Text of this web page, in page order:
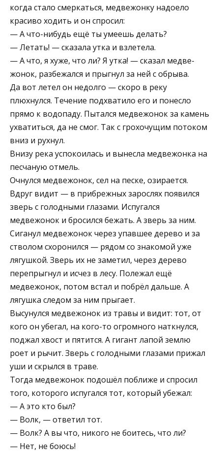
когда стало смеркаться, медвежонку надоело
красиво ходить и он спросил:
— А что-нибудь ещё ты умеешь делать?
— Летать! — сказала утка и взлетела.
— А что, я хуже, что ли? Я утка! — сказал медве­
жонок, разбежался и прыгнул за ней с обрыва.
Да вот летел он недолго — скоро в реку
плюхнулся. Течение подхвати­ло его и понесло
прямо к водопаду. Пытался медвежонок за камень
ухватиться, да не смог. Так с гро­хочущим потоком
вниз и рухнул.
Внизу река успокоилась и вы­несла медвежонка на
песчаную отмель.
Очнулся медвежонок, сел на пес­ке, озирается.
Вдруг видит — в при­брежных зарослях появился
зверь с голодными глазами. Испугался
медвежонок и бросился бежать. А зверь за ним.
Сиганул медвежонок через упавшее дерево и за
стволом схоронился — ря­дом со знакомой уже
лягушкой. Зверь их не заметил, через дерево
перепрыгнул и исчез в лесу. Полежал ещё
медвежонок, потом встал и побрёл дальше. А
лягушка следом за ним прыгает.
Высунулся медвежонок из травы и видит: тот, от
кого он убегал, на кого-то ог­ромного наткнулся,
поджал хвост и пятится. А гигант лапой землю
роет и рычит. Зверь с голодными глазами прижал
уши и скрылся в траве.
Тогда медвежонок подошёл поближе и спросил
того, которого испугался тот, который убежал:
— А это кто был?
— Волк, — ответил тот.
— Волк? А вы что, никого не боитесь, что ли?
— Нет, не боюсь!